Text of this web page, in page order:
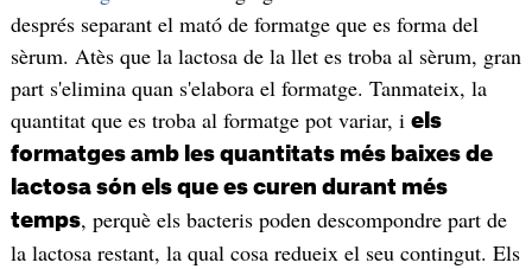
després separant el mató de formatge que es forma del
sèrum. Atès que la lactosa de la llet es troba al sèrum, gran
part s'elimina quan s'elabora el formatge. Tanmateix, la
quantitat que es troba al formatge pot variar, i els
formatges amb les quantitats més baixes de
lactosa són els que es curen durant més
temps, perquè els bacteris poden descompondre part de
la lactosa restant, la qual cosa redueix el seu contingut. Els